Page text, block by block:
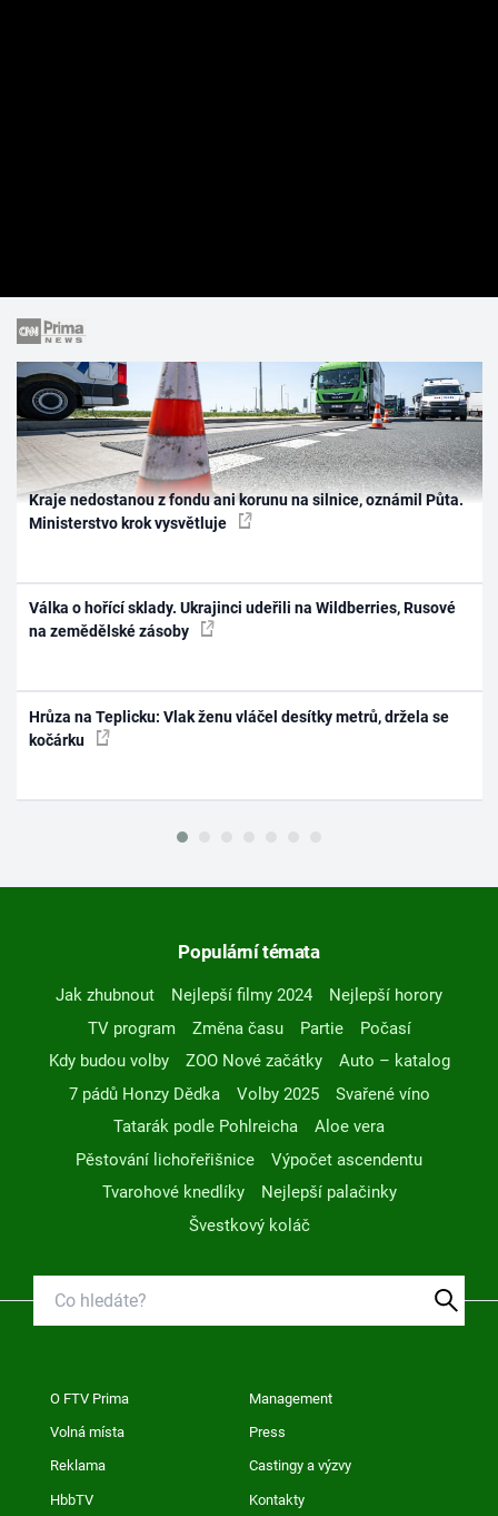
Kraje nedostanou z fondu ani korunu na silnice, oznámil Půta.
Ministerstvo krok vysvětluje
Válka o hořící sklady. Ukrajinci udeřili na Wildberries, Rusové
na zemědělské zásoby
Hrůza na Teplicku: Vlak ženu vláčel desítky metrů, držela se
kočárku
Populární témata
Jak zhubnout Nejlepší filmy 2024
Nejlepší horory
TV program
Změna času Partie
Počasí
Kdy budou volby
ZOO Nové začátky
Auto – katalog
7 pádů Honzy Dědka
Volby 2025
Svařené víno
Tatarák podle Pohlreicha
Aloe vera
Pěstování lichořeřišnice
Výpočet ascendentu
Tvarohové knedlíky
Nejlepší palačinky
Švestkový koláč
O FTV Prima Management
Volná místa Press
Reklama Castingy a výzvy
HbbTV Kontakty